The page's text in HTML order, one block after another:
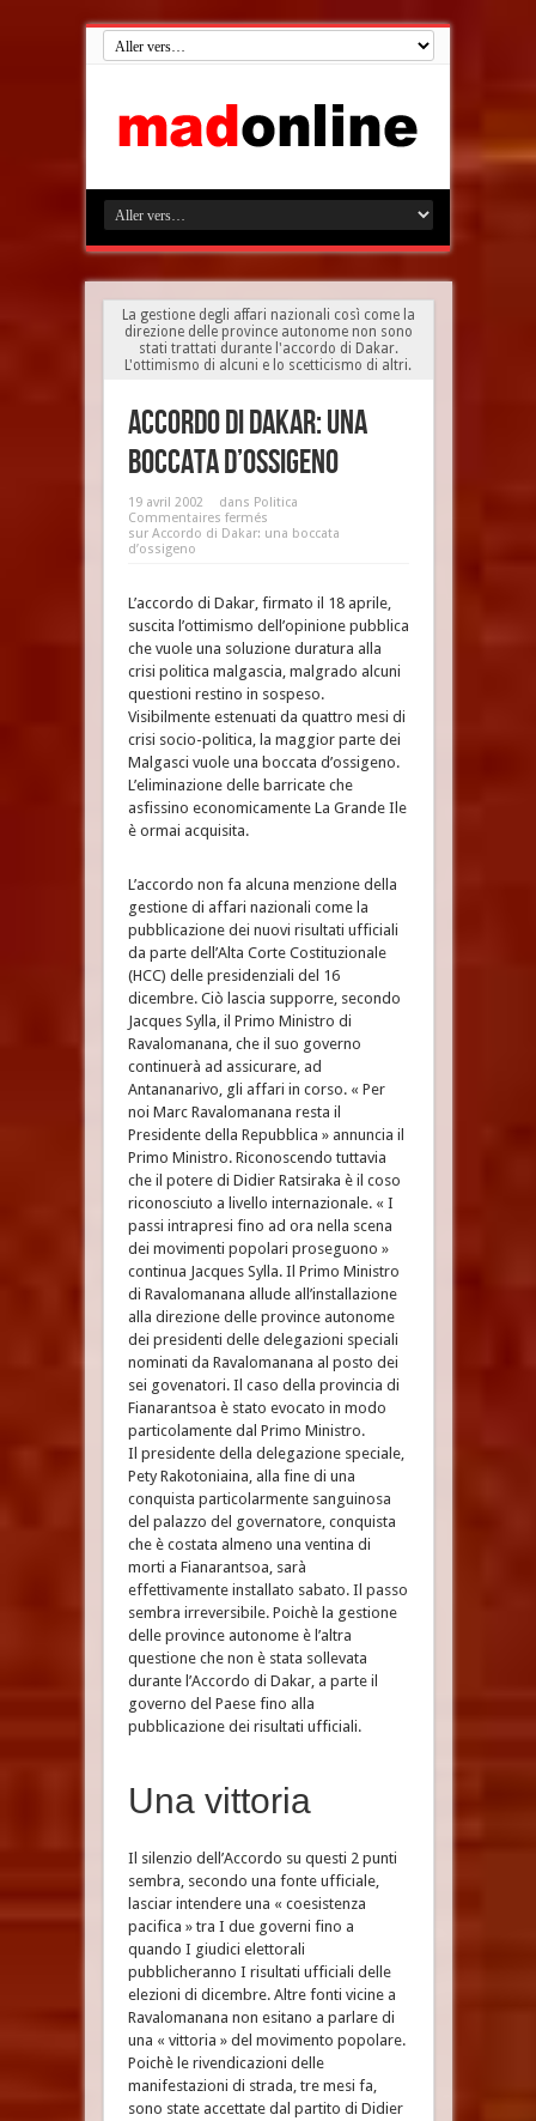
La gestione degli affari nazionali così come la
direzione delle province autonome non sono
stati trattati durante l'accordo di Dakar.
L'ottimismo di alcuni e lo scetticismo di altri.
Accordo di Dakar: una
boccata d’ossigeno
19 avril 2002 dans Politica
Commentaires fermés
sur Accordo di Dakar: una boccata
d’ossigeno
L’accordo di Dakar, firmato il 18 aprile,
suscita l’ottimismo dell’opinione pubblica
che vuole una soluzione duratura alla
crisi politica malgascia, malgrado alcuni
questioni restino in sospeso.
Visibilmente estenuati da quattro mesi di
crisi socio-politica, la maggior parte dei
Malgasci vuole una boccata d’ossigeno.
L’eliminazione delle barricate che
asfissino economicamente La Grande Ile
è ormai acquisita.
L’accordo non fa alcuna menzione della
gestione di affari nazionali come la
pubblicazione dei nuovi risultati ufficiali
da parte dell’Alta Corte Costituzionale
(HCC) delle presidenziali del 16
dicembre. Ciò lascia supporre, secondo
Jacques Sylla, il Primo Ministro di
Ravalomanana, che il suo governo
continuerà ad assicurare, ad
Antananarivo, gli affari in corso. « Per
noi Marc Ravalomanana resta il
Presidente della Repubblica » annuncia il
Primo Ministro. Riconoscendo tuttavia
che il potere di Didier Ratsiraka è il coso
riconosciuto a livello internazionale. « I
passi intrapresi fino ad ora nella scena
dei movimenti popolari proseguono »
continua Jacques Sylla. Il Primo Ministro
di Ravalomanana allude all’installazione
alla direzione delle province autonome
dei presidenti delle delegazioni speciali
nominati da Ravalomanana al posto dei
sei govenatori. Il caso della provincia di
Fianarantsoa è stato evocato in modo
particolamente dal Primo Ministro.
Il presidente della delegazione speciale,
Pety Rakotoniaina, alla fine di una
conquista particolarmente sanguinosa
del palazzo del governatore, conquista
che è costata almeno una ventina di
morti a Fianarantsoa, sarà
effettivamente installato sabato. Il passo
sembra irreversibile. Poichè la gestione
delle province autonome è l’altra
questione che non è stata sollevata
durante l’Accordo di Dakar, a parte il
governo del Paese fino alla
pubblicazione dei risultati ufficiali.
Una vittoria
Il silenzio dell’Accordo su questi 2 punti
sembra, secondo una fonte ufficiale,
lasciar intendere una « coesistenza
pacifica » tra I due governi fino a
quando I giudici elettorali
pubblicheranno I risultati ufficiali delle
elezioni di dicembre. Altre fonti vicine a
Ravalomanana non esitano a parlare di
una « vittoria » del movimento popolare.
Poichè le rivendicazioni delle
manifestazioni di strada, tre mesi fa,
sono state accettate dal partito di Didier